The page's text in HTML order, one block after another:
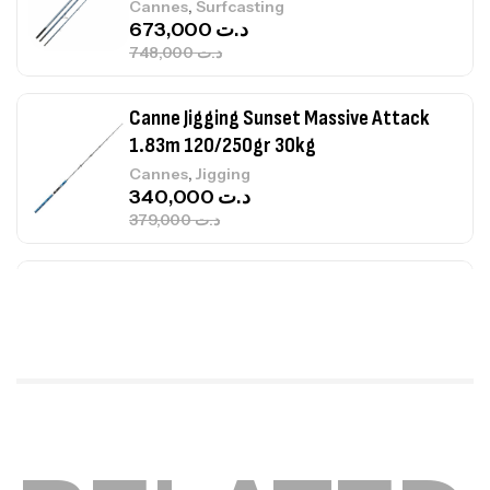
Cannes, Surfcasting
د.ت748,000
د.ت
Canne Jigging Sunset Massive Attack
1.83m 120/250gr 30kg
Cannes,Jigging
د.ت379,000
د.ت